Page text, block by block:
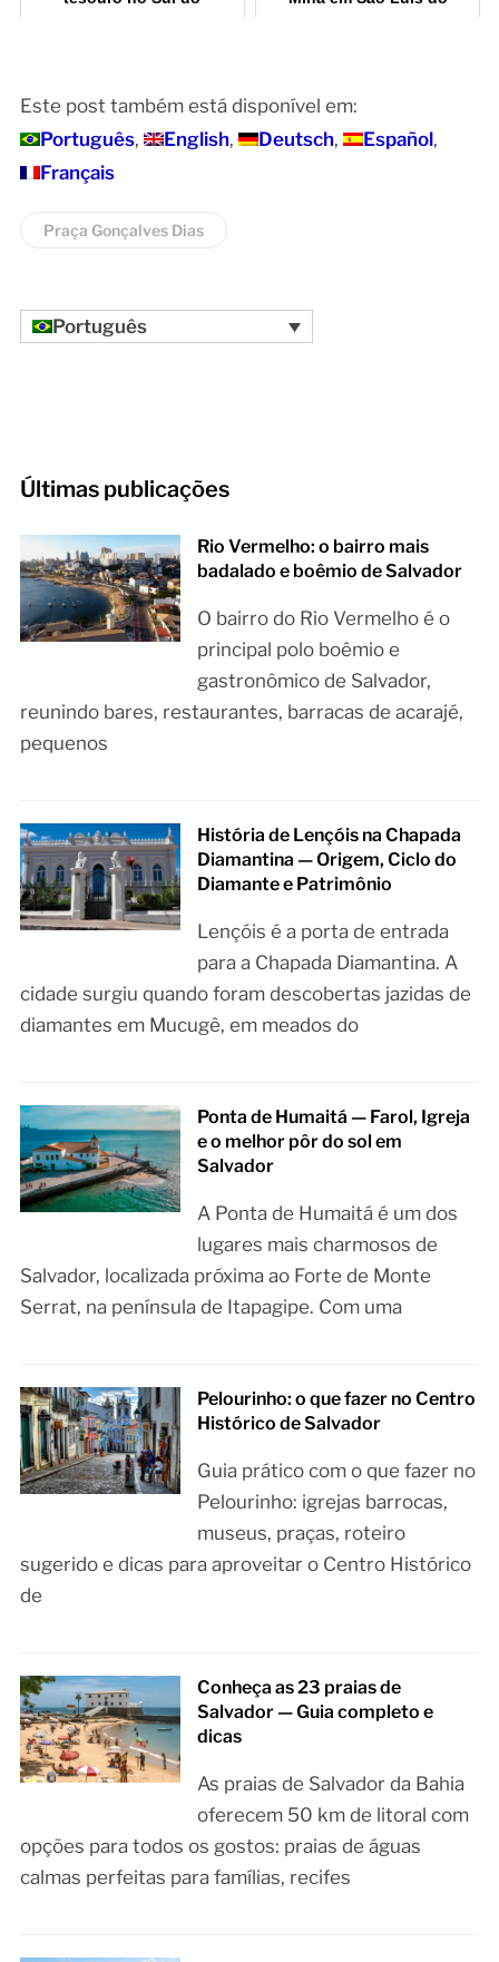
Este post também está disponível em:
Português
English Deutsch
Español
Français
Praça Gonçalves Dias
Português
Últimas publicações
Rio Vermelho: o bairro mais
badalado e boêmio de Salvador
O bairro do Rio Vermelho é o
principal polo boêmio e
gastronômico de Salvador,
reunindo bares, restaurantes, barracas de acarajé,
pequenos
História de Lençóis na Chapada
Diamantina — Origem, Ciclo do
Diamante e Patrimônio
Lençóis é a porta de entrada
para a Chapada Diamantina. A
cidade surgiu quando foram descobertas jazidas de
diamantes em Mucugê, em meados do
Ponta de Humaitá — Farol, Igreja
e o melhor pôr do sol em
Salvador
A Ponta de Humaitá é um dos
lugares mais charmosos de
Salvador, localizada próxima ao Forte de Monte
Serrat, na península de Itapagipe. Com uma
Pelourinho: o que fazer no Centro
Histórico de Salvador
Guia prático com o que fazer no
Pelourinho: igrejas barrocas,
museus, praças, roteiro
sugerido e dicas para aproveitar o Centro Histórico
de
Conheça as 23 praias de
Salvador — Guia completo e
dicas
As praias de Salvador da Bahia
oferecem 50 km de litoral com
opções para todos os gostos: praias de águas
calmas perfeitas para famílias, recifes